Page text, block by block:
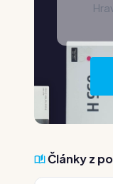
Články z